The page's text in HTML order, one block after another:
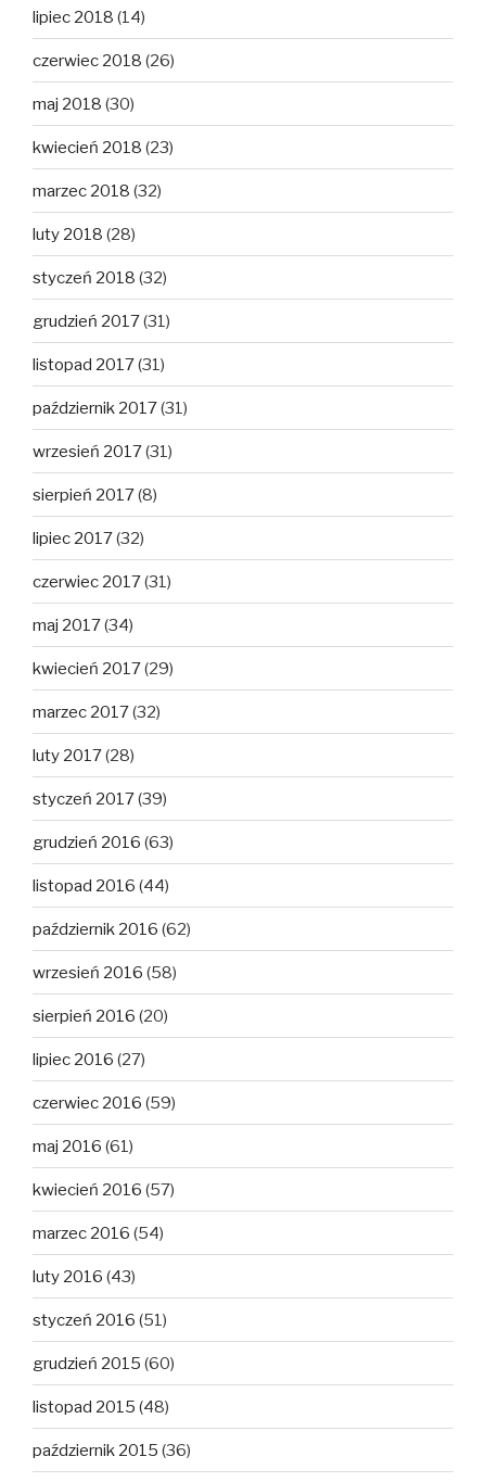
lipiec 2018 (14)
czerwiec 2018 (26)
maj 2018 (30)
kwiecień 2018 (23)
marzec 2018 (32)
luty 2018 (28)
styczeń 2018 (32)
grudzień 2017(31)
listopad 2017(31)
październik 2017(31)
wrzesień 2017(31)
sierpień 2017(8)
lipiec 2017(32)
czerwiec 2017(31)
maj 2017(34)
kwiecień 2017(29)
marzec 2017(32)
luty 2017(28)
styczeń 2017(39)
grudzień 2016 (63)
listopad 2016 (44)
październik 2016 (62)
wrzesień 2016 (58)
sierpień 2016 (20)
lipiec 2016 (27)
czerwiec 2016 (59)
maj 2016 (61)
kwiecień 2016 (57)
marzec 2016 (54)
luty 2016 (43)
styczeń 2016 (51)
grudzień 2015 (60)
listopad 2015 (48)
październik 2015 (36)